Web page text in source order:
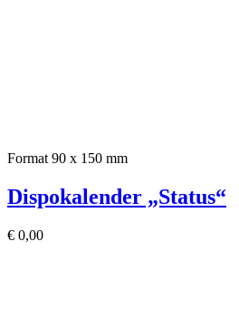
Format 90 x 150 mm
Dispokalender „Status“
€ 0,00